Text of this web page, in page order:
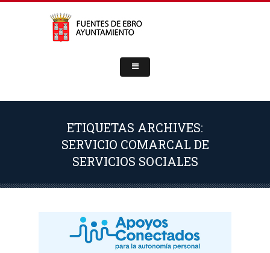
ETIQUETAS ARCHIVES:
SERVICIO COMARCAL DE
SERVICIOS SOCIALES